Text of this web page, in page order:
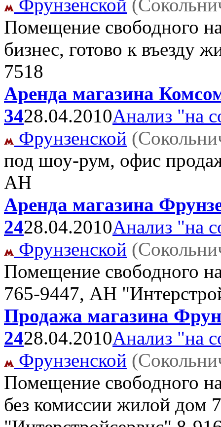
Фрунзенской
Помещение свободного
бизнес, готово к въезду
7518
Аренда магазина
3428.04.2010Анализ "на
Фрунзенской
под шоу-рум, офис
АН
Аренда магазина
2428.04.2010Анализ "на
Фрунзенской
Помещение свободного
765-9447, АН
Продажа магазина
2428.04.2010Анализ "на
Фрунзенской
Помещение свободного
без комиссии жилой дом